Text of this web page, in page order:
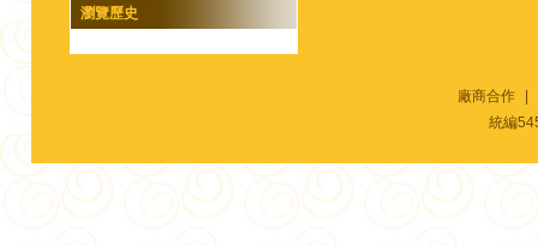
瀏覽歷史
廠商合作
統編